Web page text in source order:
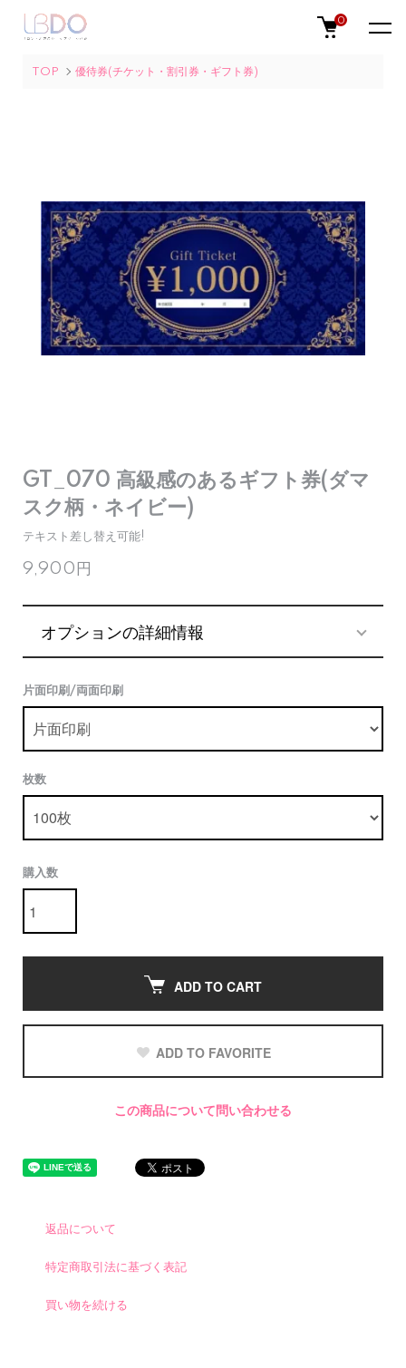
0
TOP 優待券(チケット・割引券・ギフト券)
GT_070 高級感のあるギフト券(ダマ
スク柄・ネイビー)
テキスト差し替え可能!
9,900円
オプションの詳細情報
片面印刷/両面印刷
枚数
購入数
ADD TO CART
ADD TO FAVORITE
この商品について問い合わせる
返品について
特定商取引法に基づく表記
買い物を続ける